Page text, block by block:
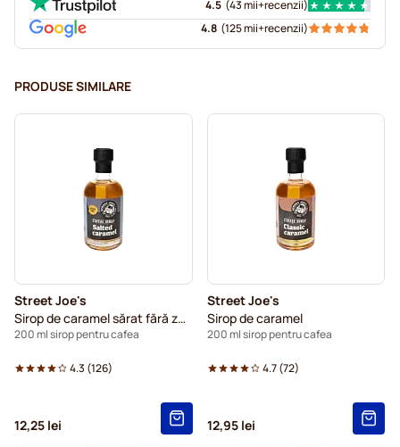
4.5 (43 mii+recenzii)
4.8 (125 mii+recenzii)
PRODUSE SIMILARE
Street Joe's
Sirop de caramel sărat fără zahăr
200 ml sirop pentru cafea
4.3 (126)
12,25 lei
Street Joe's
Sirop de caramel
200 ml sirop pentru cafea
4.7(72)
12,95 lei